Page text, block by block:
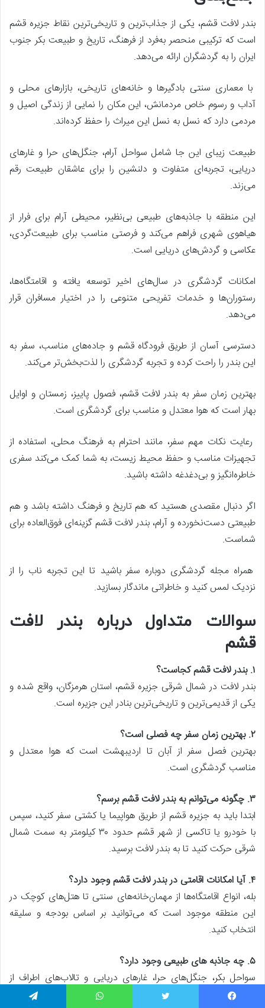
بندر لافت قشم، یکی از جذاب‌ترین و تاریخی‌ترین نقاط جزیره قشم
است که ترکیبی منحصر به‌فرد از فرهنگ، تاریخ و طبیعت بکر جنوب
ایران را به گردشگران ارائه می‌دهد.
با معماری سنتی بادگیرها و خانه‌های تاریخی، بازارهای محلی و
آداب و رسوم خاص مردمانش، این مکان را نمایی از زندگی اصیل و
مردمی دارد که نسل به نسل این میراث را حفظ کرده‌اند.
طبیعت زیبای این جا شامل سواحل آرام، جنگل‌های حرا و غارهای
دریایی، تجربه‌ای متفاوت و دلنشین را برای عاشقان طبیعت رقم
می‌زند.
این منطقه با جاذبه‌های طبیعی بی‌نظیر، محیطی آرام برای فرار از
هیاهوی شهری فراهم می‌کند و فرصتی مناسب برای طبیعت‌گردی،
عکاسی و گردش‌های دریایی است.
امکانات گردشگری در سال‌های اخیر توسعه یافته و اقامتگاه‌ها،
رستوران‌ها و خدمات تفریحی متنوعی را در اختیار مسافران قرار
می‌دهد.
دسترسی آسان از طریق فرودگاه قشم و جاده‌های مناسب، سفر به
این بندر را راحت کرده و تجربه گردشگری را لذت‌بخش‌تر می‌کند.
بهترین زمان سفر به بندر لافت قشم، فصول پاییز، زمستان و اوایل
بهار است که هوا معتدل و مناسب برای گردشگری است.
رعایت نکات مهم سفر، مانند احترام به فرهنگ محلی، استفاده از
تجهیزات مناسب و حفظ محیط زیست، به شما کمک می‌کند سفری
خاطره‌انگیز و بی‌دغدغه داشته باشید.
اگر دنبال مقصدی هستید که هم تاریخ و فرهنگ داشته باشد و هم
طبیعتی دست‌نخورده و آرام، بندر لافت قشم گزینه‌ای فوق‌العاده برای
شماست.
همراه مجله گردشگری دوباره سفر باشید تا این تجربه ناب را از
نزدیک لمس کنید و خاطراتی ماندگار بسازید.
سوالات متداول درباره بندر لافت
قشم
۱.بندر لافت قشم کجاست؟
بندر لافت در شمال شرقی جزیره قشم، استان هرمزگان، واقع شده و
یکی از قدیمی‌ترین و تاریخی‌ترین بنادر این جزیره است.
۲.بهترین زمان سفر چه فصلی است؟
بهترین فصل سفر از آبان تا اردیبهشت است که هوا معتدل و
مناسب گردشگری است.
۳. چگونه می‌توانم به بندر لافت قشم برسم؟
ابتدا باید به جزیره قشم از طریق هواپیما یا کشتی سفر کنید، سپس
با خودرو یا تاکسی از شهر قشم حدود ۳۰ کیلومتر به سمت شمال
شرقی حرکت کنید تا به بندر لافت برسید.
۴.آیا امکانات اقامتی در بندر لافت قشم وجود دارد؟
بله، انواع اقامتگاه‌ها از مهمان‌خانه‌های سنتی تا هتل‌های کوچک در
این منطقه موجود است که می‌توانید بر اساس بودجه و سلیقه
انتخاب کنید.
۵. چه جاذبه‌ های طبیعی وجود دارد؟
سواحل بکر، جنگل‌های حرا، غارهای دریایی و تالاب‌های اطراف از
مهم‌ترین جاذبه‌های طبیعی این بندر هستند.